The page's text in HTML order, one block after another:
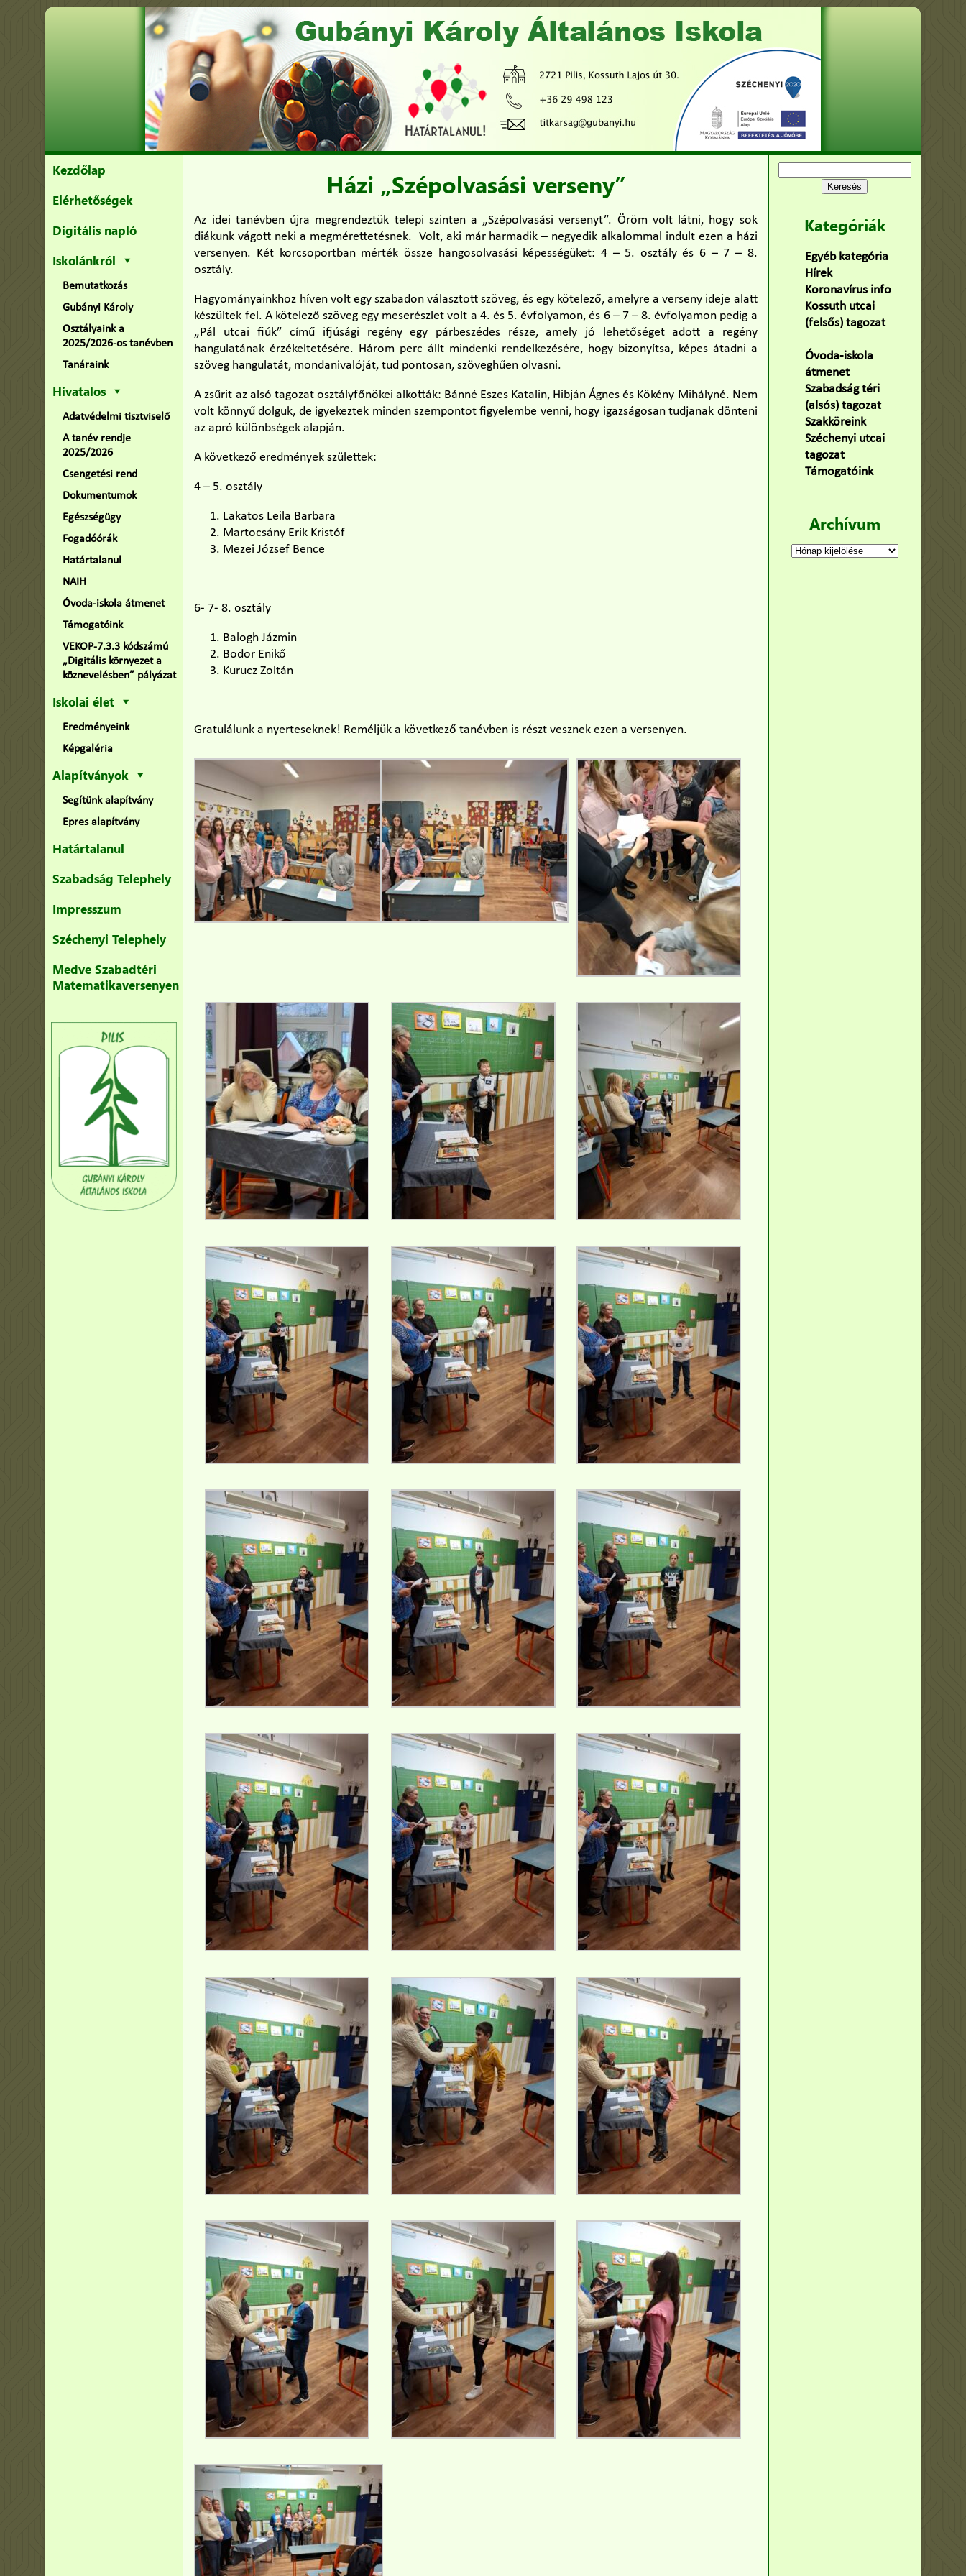
Kezdőlap
Elérhetőségek
Digitális napló
Iskolánkról
Bemutatkozás
Gubányi Károly
Osztályaink a
2025/2026-os tanévben
Tanáraink
Hivatalos
Adatvédelmi tisztviselő
A tanév rendje
2025/2026
Csengetési rend
Dokumentumok
Egészségügy
Fogadóórák
Határtalanul
NAIH
Óvoda-iskola átmenet
Támogatóink
VEKOP-7.3.3 kódszámú
„Digitális környezet a
köznevelésben” pályázat
Iskolai élet
Eredményeink
Képgaléria
Alapítványok
Segítünk alapítvány
Epres alapítvány
Határtalanul
Szabadság Telephely
Impresszum
Széchenyi Telephely
Medve Szabadtéri
Matematikaversenyen
Házi „Szépolvasási verseny”
Az idei tanévben újra megrendeztük telepi szinten a „Szépolvasási versenyt”. Öröm volt látni, hogy sok
diákunk vágott neki a megmérettetésnek. Volt, aki már harmadik – negyedik alkalommal indult ezen a házi
versenyen. Két korcsoportban mérték össze hangosolvasási képességüket: 4 – 5. osztály és 6 – 7 – 8.
osztály.
Hagyományainkhoz híven volt egy szabadon választott szöveg, és egy kötelező, amelyre a verseny ideje alatt
készültek fel. A kötelező szöveg egy meserészlet volt a 4. és 5. évfolyamon, és 6 – 7 – 8. évfolyamon pedig a
„Pál utcai fiúk” című ifjúsági regény egy párbeszédes része, amely jó lehetőséget adott a regény
hangulatának érzékeltetésére. Három perc állt mindenki rendelkezésére, hogy bizonyítsa, képes átadni a
szöveg hangulatát, mondanivalóját, tud pontosan, szöveghűen olvasni.
A zsűrit az alsó tagozat osztályfőnökei alkották: Bánné Eszes Katalin, Hibján Ágnes és Kökény Mihályné. Nem
volt könnyű dolguk, de igyekeztek minden szempontot figyelembe venni, hogy igazságosan tudjanak dönteni
az apró különbségek alapján.
A következő eredmények születtek:
4 – 5. osztály
Lakatos Leila Barbara
Martocsány Erik Kristóf
Mezei József Bence
6- 7- 8. osztály
Balogh Jázmin
Bodor Enikő
Kurucz Zoltán
Gratulálunk a nyerteseknek! Reméljük a következő tanévben is részt vesznek ezen a versenyen.
Kategóriák
Egyéb kategória
Hírek(478)
Koronavírus info(2)
Kossuth utcai
(felsős) tagozat
Óvoda-iskola
átmenet(22)
Szabadság téri
(alsós) tagozat(160)
Szakköreink(3)
Széchenyi utcai
tagozat(141)
Támogatóink(9)
Archívum
Archívum